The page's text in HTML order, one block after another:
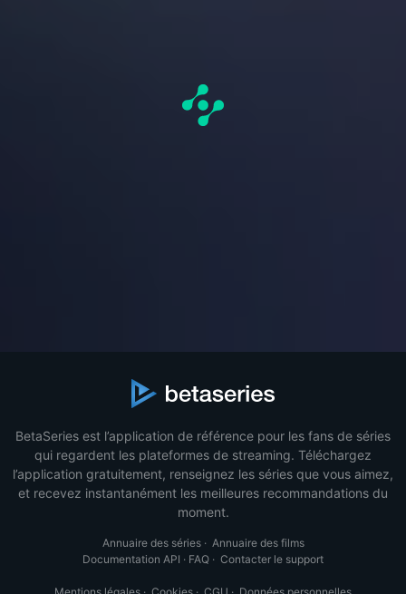
BetaSeries est l’application de référence pour les fans de séries
qui regardent les plateformes de streaming. Téléchargez
l’application gratuitement, renseignez les séries que vous aimez,
et recevez instantanément les meilleures recommandations du
moment.
Annuaire des séries· Annuaire des films
Documentation API · FAQ · Contacter le support